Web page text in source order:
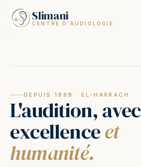
Slimani
CENTRE D'AUDIOLOGIE
DEPUIS 1989 · EL-HARRACH
L'audition, avec
excellenceet
humanité.